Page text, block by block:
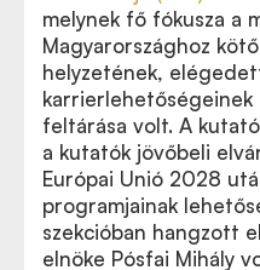
melynek fő fókusza a
Magyarországhoz
helyzetének,
karrierlehetőségeinek
feltárása volt. A
a kutatók jövőbeli
Európai Unió 2028
programjainak
szekcióban hangzott
elnöke Pósfai Mihály